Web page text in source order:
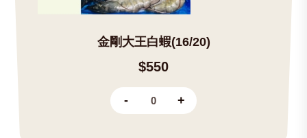
金剛大王白蝦(16/20)
$550
- +